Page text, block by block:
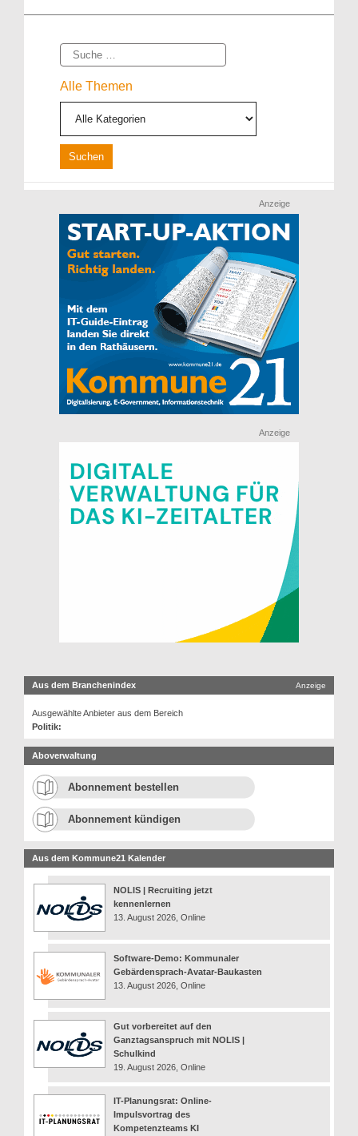
Suche
Alle Themen
Anzeige
Anzeige
Aus dem Branchenindex Anzeige
Ausgewählte Anbieter aus dem Bereich
Politik:
Aboverwaltung
Abonnement bestellen
Abonnement kündigen
Aus dem Kommune21 Kalender
NOLIS | Recruiting jetzt
kennenlernen
13. August 2026, Online
Software-Demo: Kommunaler
Gebärdensprach-Avatar-Baukasten
13. August 2026, Online
Gut vorbereitet auf den
Ganztagsanspruch mit NOLIS |
Schulkind
19. August 2026, Online
IT-Planungsrat: Online-
Impulsvortrag des
Kompetenzteams KI